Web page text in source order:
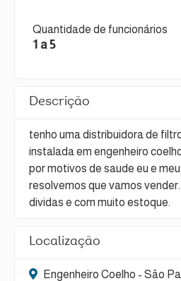
Quantidade de funcionários
1 a 5
Descrição
tenho uma distribuidora de
instalada em engenheiro
por motivos de saude eu e
resolvemos que vamos
dividas e com muito estoque.
Localização
Engenheiro Coelho - São